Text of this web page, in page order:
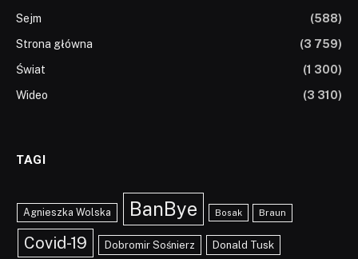
Sejm
(588)
Strona główna
(3 759)
Świat
(1 300)
Wideo
(3 310)
TAGI
Agnieszka Wolska BanBye Bosak Braun
Covid-19 Dobromir Sośnierz Donald Tusk